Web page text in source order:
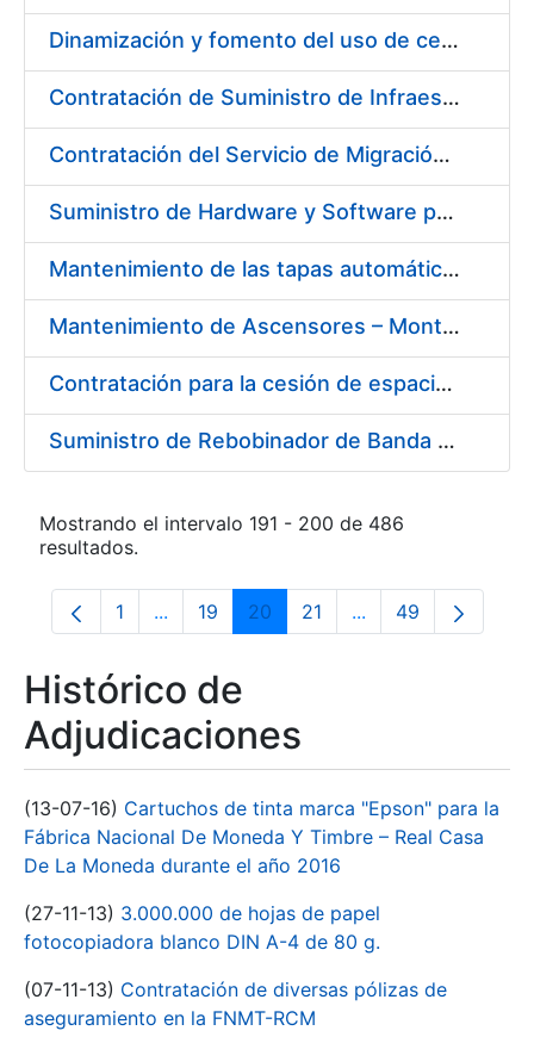
Dinamización y fomento del uso de certificados CERES en Redes Sociales
Contratación de Suministro de Infraestructura para entorno de Preservación de Datos
Contratación del Servicio de Migración del Sistema ACSFE a Opentext
Suministro de Hardware y Software para la Ampliación de la Infraestructura del Área de Digitalización en la FNMT-RCM
Mantenimiento de las tapas automáticas HYGOLET, instaladas en los inodoros de los aseos de la FNMT-RCM, así como el suministro de recambios originales de rollos de plástico
Mantenimiento de Ascensores – Montacargas Instalados en Fábrica de Papel de Burgos
Contratación para la cesión de espacios para la instalación de soportes publicitarios en solar de la FNMT-RCM situado en la confluencia de las calles Cruz del Sur, calle de los Astros y calle del Doctor Esquerdo. Referencia NJ01-2017
Suministro de Rebobinador de Banda de Papel
Mostrando el intervalo 191 - 200 de 486
resultados.
Página
1 ...Páginas intermedias Use TAB para
Página
19 Página
20 Página
21 ...PáginasPágina
49
Histórico de
Adjudicaciones
(13-07-16) Cartuchos de tinta marca "Epson" para la
Fábrica Nacional De Moneda Y Timbre – Real Casa
De La Moneda durante el año 2016
(27-11-13) 3.000.000 de hojas de papel
fotocopiadora blanco DIN A-4 de 80 g.
(07-11-13) Contratación de diversas pólizas de
aseguramiento en la FNMT-RCM